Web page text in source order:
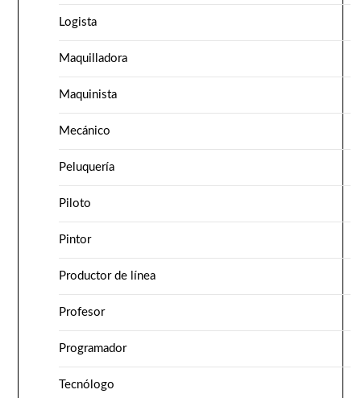
Logista
Maquilladora
Maquinista
Mecánico
Peluquería
Piloto
Pintor
Productor de línea
Profesor
Programador
Tecnólogo